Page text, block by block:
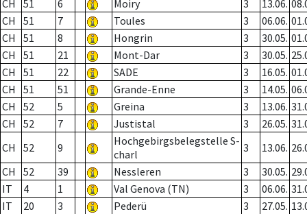
CH 51 6 Moiry 3 13.06.
CH
51 7 Toules 3 06.06.
CH
51 8 Hongrin 3 30.05.
CH
51 21 Mont-Dar 3 30.05.
CH
51 22 SADE 3 16.05.
CH
51 51 Grande-Enne 3 14.05.
CH
52 5 Greina 3 13.06.
CH
52 7 Justistal 3 26.05.
CH
52 9
Hochgebirgsbelegstelle S-
charl
3 13.06.
CH
52 39 Nessleren 3 30.05.
IT
4 1 Val Genova (TN) 3 06.06.
IT
20 3 Pederü 3 27.05.